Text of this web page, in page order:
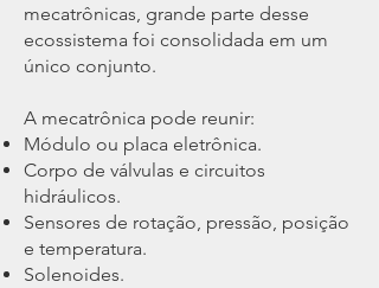
mecatrônicas, grande parte desse
ecossistema foi consolidada em um
único conjunto.
A mecatrônica pode reunir:
Módulo ou placa eletrônica.
Corpo de válvulas e circuitos
hidráulicos.
Sensores de rotação, pressão, posição
e temperatura.
Solenoides.